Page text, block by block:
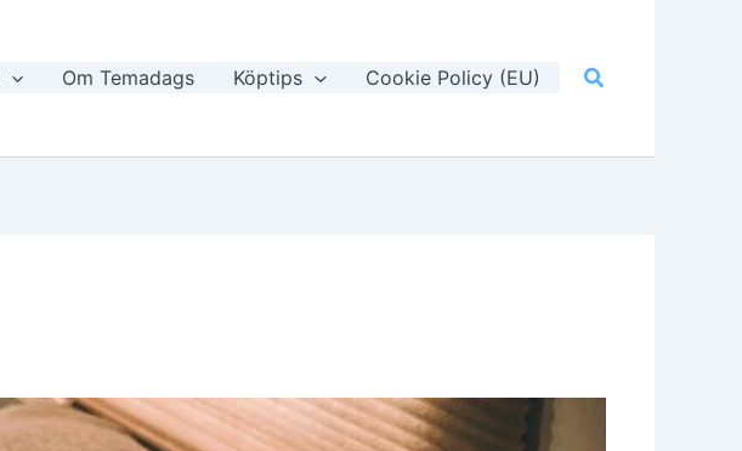
Om Temadags Köptips Cookie Policy (EU) Sök